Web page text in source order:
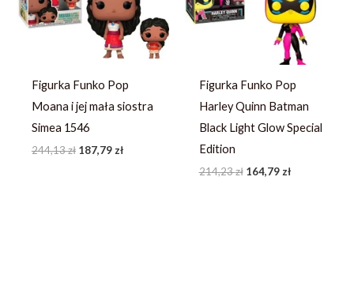
Figurka Funko Pop
Moana i jej mała siostra
Simea 1546
244,13zł 187,79 zł
Figurka Funko Pop
Harley Quinn Batman
Black Light Glow Special
Edition
214,23zł 164,79 zł